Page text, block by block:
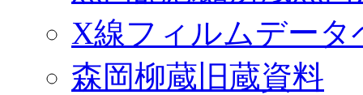
X線フィルムデータ
森岡柳蔵旧蔵資料